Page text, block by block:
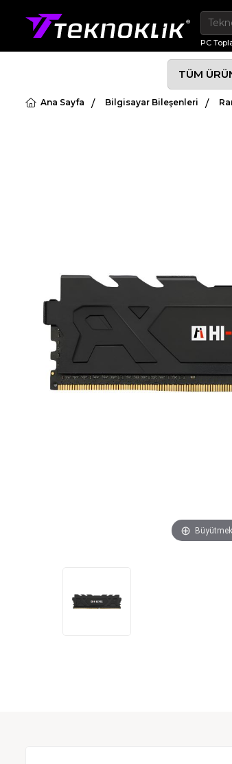
PC
TÜM
Ana Sayfa Bilgisayar Bileşenleri